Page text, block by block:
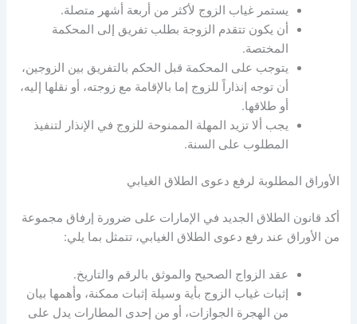
يستمر غياب الزوج لأكثر من أربعة أشهر متصلة.
أن يكون تتقدم الزوجة بطلب تفريق إلى المحكمة
المختصة.
يتوجب على المحكمة قبل الحكم بالتفريق بين الزوجين،
أن توجه إنذاراً للزوج إما بالإقامة مع زوجته، أو نقلها إليه،
أو طلاقها.
يجب ألا تزيد المهلة الممنوحة للزوج في الإنذار لتنفيذ
المطلوب على السنة.
الأوراق المطلوبة لرفع دعوى الطلاق الغيابي
أكد قانون الطلاق الجديد في الإمارات على ضرورة إرفاق مجموعة
من الأوراق عند رفع دعوى الطلاق الغيابي، تتمثل بما يلي:
عقد الزواج الصحيح والموثق بالرقم والتاريخ.
إثبات غياب الزوج بأية وسيلة إثبات ممكنة، وأهمها بيان
من الهجرة الجوازات، أو من إحدى المطارات يدل على